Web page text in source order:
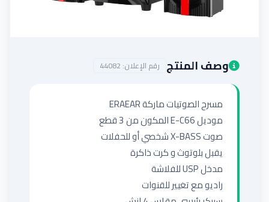
إضافة إعلان
وصف المنتج رقم الإعلان: 44082